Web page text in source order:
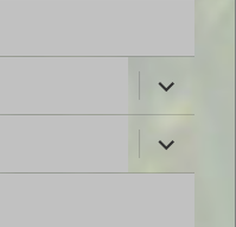
öffnen
öffnen